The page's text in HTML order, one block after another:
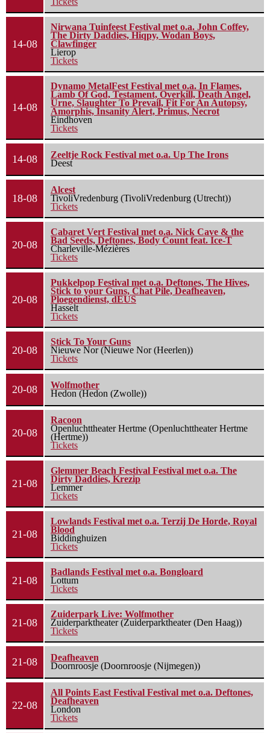
14-08
Nirwana Tuinfeest Festival met o.a. John Coffey,
The Dirty Daddies, Hiqpy, Wodan Boys,
Clawfinger
Lierop
Tickets
14-08
Dynamo MetalFest Festival met o.a. In Flames,
Lamb Of God, Testament, Overkill, Death Angel,
Urne, Slaughter To Prevail, Fit For An Autopsy,
Amorphis, Insanity Alert, Primus, Necrot
Eindhoven
Tickets
14-08
Zeeltje Rock Festival met o.a. Up The Irons
Deest
18-08
Alcest
TivoliVredenburg (TivoliVredenburg (Utrecht))
Tickets
20-08
Cabaret Vert Festival met o.a. Nick Cave & the
Bad Seeds, Deftones, Body Count feat. Ice-T
Charleville-Mézières
Tickets
20-08
Pukkelpop Festival met o.a. Deftones, The Hives,
Stick to your Guns, Chat Pile, Deafheaven,
Ploegendienst, dEUS
Hasselt
Tickets
20-08
Stick To Your Guns
Nieuwe Nor (Nieuwe Nor (Heerlen))
Tickets
20-08
Wolfmother
Hedon (Hedon (Zwolle))
20-08
Racoon
Openluchttheater Hertme (Openluchttheater Hertme
(Hertme))
Tickets
21-08
Glemmer Beach Festival Festival met o.a. The
Dirty Daddies, Krezip
Lemmer
Tickets
21-08
Lowlands Festival met o.a. Terzij De Horde, Royal
Blood
Biddinghuizen
Tickets
21-08
Badlands Festival met o.a. Bongloard
Lottum
Tickets
21-08
Zuiderpark Live: Wolfmother
Zuiderparktheater (Zuiderparktheater (Den Haag))
Tickets
21-08
Deafheaven
Doornroosje (Doornroosje (Nijmegen))
22-08
All Points East Festival Festival met o.a. Deftones,
Deafheaven
London
Tickets